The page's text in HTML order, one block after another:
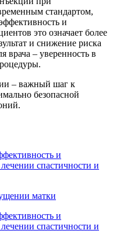
стандартом,
и
это означает более
и снижение риска
врача – уверенность в
– важный шаг к
безопасной
матки